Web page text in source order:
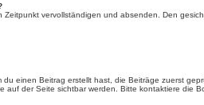
vervollständigen und absenden. Den
einen Beitrag erstellt hast, die Beiträge zuerst
der Seite sichtbar werden. Bitte kontaktiere die